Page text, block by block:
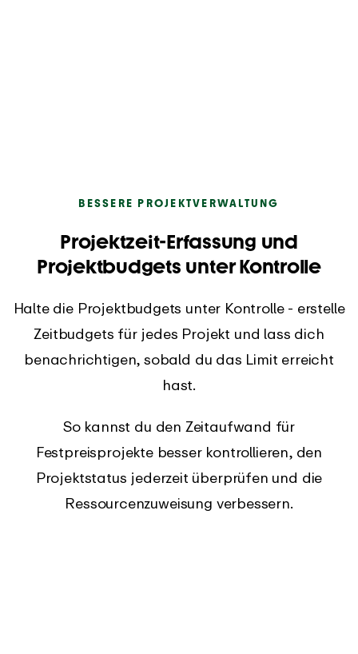
BESSERE PROJEKTVERWALTUNG
Projektzeit-Erfassung und
Projektbudgets unter Kontrolle
Halte die Projektbudgets unter Kontrolle - erstelle
Zeitbudgets für jedes Projekt und lass dich
benachrichtigen, sobald du das Limit erreicht
hast.
So kannst du den Zeitaufwand für
Festpreisprojekte besser kontrollieren, den
Projektstatus jederzeit überprüfen und die
Ressourcenzuweisung verbessern.